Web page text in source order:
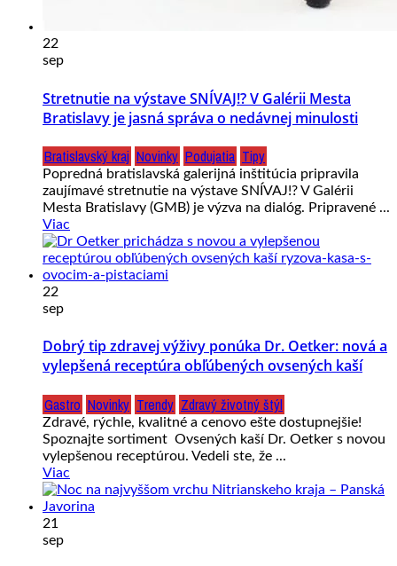
22
sep
Stretnutie na výstave SNÍVAJ!? V Galérii Mesta
Bratislavy je jasná správa o nedávnej minulosti
Bratislavský kraj Novinky Podujatia Tipy
Popredná bratislavská galerijná inštitúcia pripravila
zaujímavé stretnutie na výstave SNÍVAJ!? V Galérii
Mesta Bratislavy (GMB) je výzva na dialóg. Pripravené ...
Viac
22
sep
Dobrý tip zdravej výživy ponúka Dr. Oetker: nová a
vylepšená receptúra obľúbených ovsených kaší
Gastro Novinky Trendy Zdravý životný štýl
Zdravé, rýchle, kvalitné a cenovo ešte dostupnejšie!
Spoznajte sortiment Ovsených kaší Dr. Oetker s novou
vylepšenou receptúrou. Vedeli ste, že ...
Viac
21
sep